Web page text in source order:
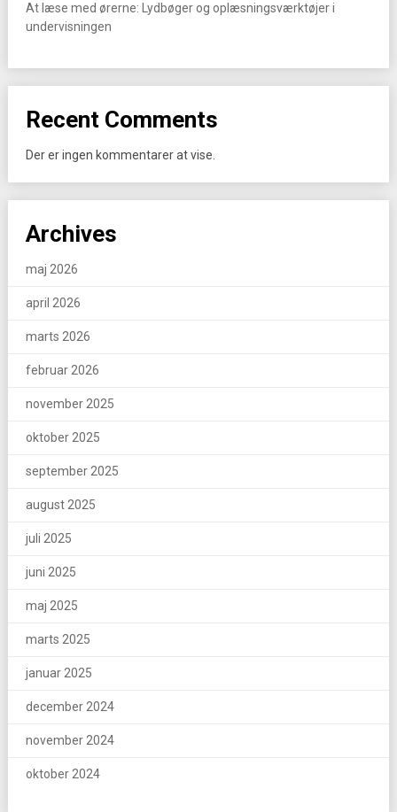
At læse med ørerne: Lydbøger og oplæsningsværktøjer i
undervisningen
Recent Comments
Der er ingen kommentarer at vise.
Archives
maj 2026
april 2026
marts 2026
februar 2026
november 2025
oktober 2025
september 2025
august 2025
juli 2025
juni 2025
maj 2025
marts 2025
januar 2025
december 2024
november 2024
oktober 2024